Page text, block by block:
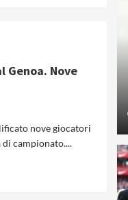
Genoa. Nove
nove giocatori
campionato....